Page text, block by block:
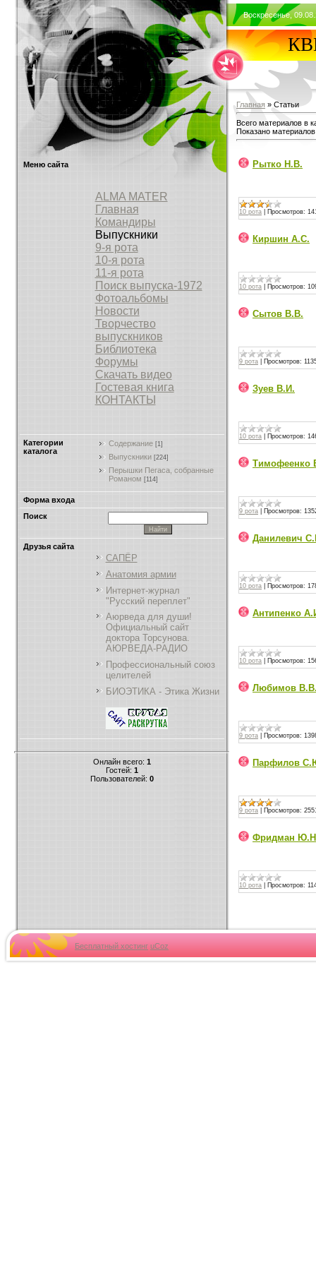
Меню сайта
ALMA MATER
Главная
Командиры
Выпускники
9-я рота
10-я рота
11-я рота
Поиск выпуска-1972
Фотоальбомы
Новости
Творчество
выпускников
Библиотека
Форумы
Скачать видео
Гостевая книга
КОНТАКТЫ
Категории
каталога
Содержание [1]
Выпускники [224]
Перышки Пегаса, собранные
Романом [114]
Форма входа
Поиск
Друзья сайта
САПЁР
Анатомия армии
Интернет-журнал
"Русский переплет"
Аюрведа для души!
Официальный сайт
доктора Торсунова.
АЮРВЕДА-РАДИО
Профессиональный союз
целителей
БИОЭТИКА - Этика Жизни
Онлайн всего: 1
Гостей: 1
Пользователей: 0
Воскресенье,
Главная » Статьи
Всего материалов в
Показано
Рытко Н.В.
10 рота Просмотров:
Киршин А.С.
10 рота Просмотров:
Сытов В.В.
9 рота Просмотров:
Зуев В.И.
10 рота Просмотров:
Тимофеенко
9 рота Просмотров:
Данилевич
10 рота Просмотров:
Антипенко
10 рота Просмотров:
Любимов
9 рота Просмотров:
Парфилов
9 рота Просмотров:
Фридман
10 рота Просмотров:
Бесплатный хостинг uCoz